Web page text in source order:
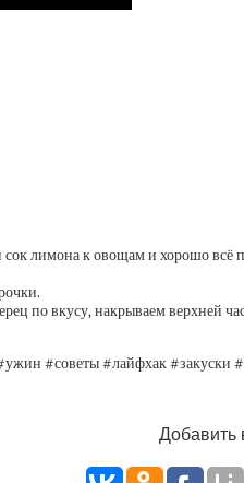
лимона к овощам и хорошо всё
по вкусу, накрываем верхней
#советы #лайфхак #закуски
Добавить